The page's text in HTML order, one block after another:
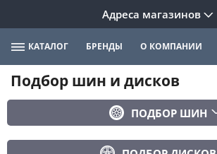
Адреса магазинов
КАТАЛОГ БРЕНДЫ О КОМПАНИИ
Подбор шин и дисков
ПОДБОР ШИН